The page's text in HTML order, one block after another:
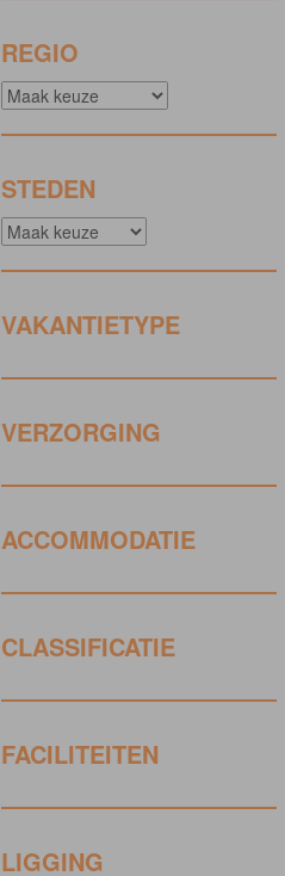
REGIO
STEDEN
VAKANTIETYPE
VERZORGING
ACCOMMODATIE
CLASSIFICATIE
FACILITEITEN
LIGGING